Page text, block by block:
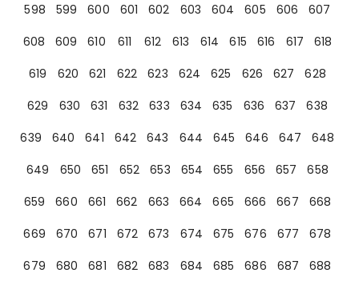
598
599 600 601 602 603 604 605 606
607
608
609 610 611 612 613 614 615 616 617
618
619
620 621 622 623 624 625 626 627
628
629
630 631 632 633 634 635 636 637
638
639
640 641 642 643 644 645 646 647
648
649
650 651 652 653 654 655 656 657
658
659
660 661 662 663 664 665 666 667
668
669
670 671 672 673 674 675 676 677
678
679
680 681 682 683 684 685 686 687
688